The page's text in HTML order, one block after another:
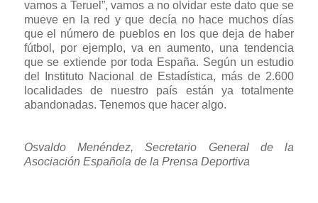
vamos a Teruel”, vamos a no olvidar este dato que se
mueve en la red y que decía no hace muchos días
que el número de pueblos en los que deja de haber
fútbol, por ejemplo, va en aumento, una tendencia
que se extiende por toda España. Según un estudio
del Instituto Nacional de Estadística, más de 2.600
localidades de nuestro país están ya totalmente
abandonadas. Tenemos que hacer algo.
Osvaldo Menéndez, Secretario General de la
Asociación Española de la Prensa Deportiva